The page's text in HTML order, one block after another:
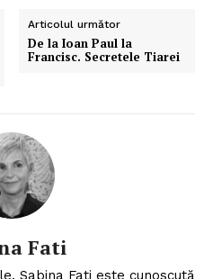
Articolul următor
De la Ioan Paul la
Francisc. Secretele Tiarei
Fati